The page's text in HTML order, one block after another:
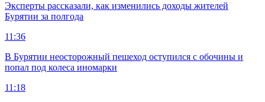
Эксперты рассказали, как изменились доходы жителей
Бурятии за полгода
11:36
В Бурятии неосторожный пешеход оступился с обочины и
попал под колеса иномарки
11:18